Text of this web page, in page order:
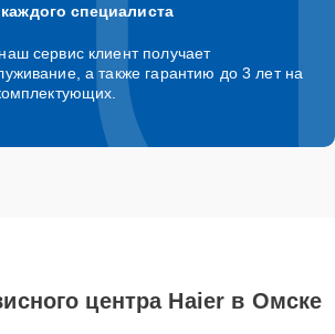
специалиста
сервис клиент получает
а также гарантию до 3 лет на
центра Haier в Омске